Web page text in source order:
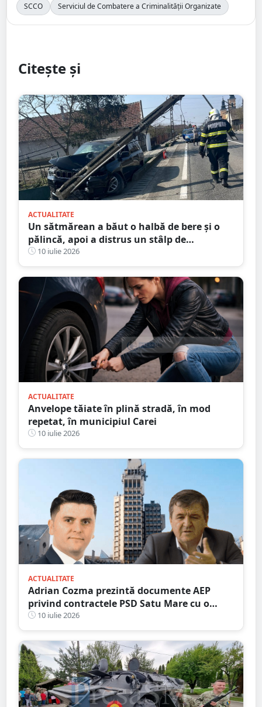
SCCO
Serviciul de Combatere a Criminalității Organizate
Citește și
ACTUALITATE
Un sătmărean a băut o halbă de bere și o
pălincă, apoi a distrus un stâlp de
electricitate
10 iulie 2026
ACTUALITATE
Anvelope tăiate în plină stradă, în mod
repetat, în municipiul Carei
10 iulie 2026
ACTUALITATE
Adrian Cozma prezintă documente AEP
privind contractele PSD Satu Mare cu o
firmă din familia Govor. Valoarea depășește
un milion de lei
10 iulie 2026